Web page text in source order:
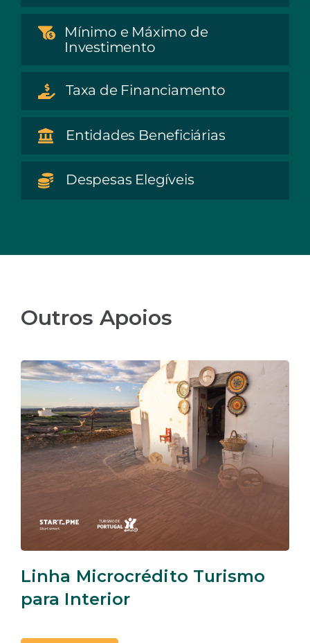
Mínimo e Máximo de
Investimento
Taxa de Financiamento
Entidades Beneficiárias
Despesas Elegíveis
Outros Apoios
Linha Microcrédito Turismo
para Interior